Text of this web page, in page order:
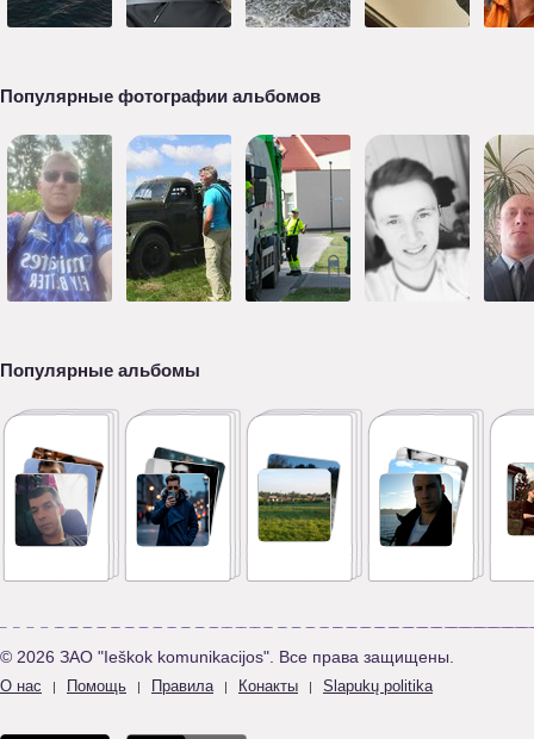
Популярные фотографии альбомов
Популярные альбомы
© 2026 ЗАО "Ieškok komunikacijos". Все права защищены.
О нас | Помощь | Правила | Конакты | Slapukų politika